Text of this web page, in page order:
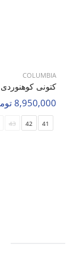
COLUMBIA
8,950,000 تومان
41
42
43